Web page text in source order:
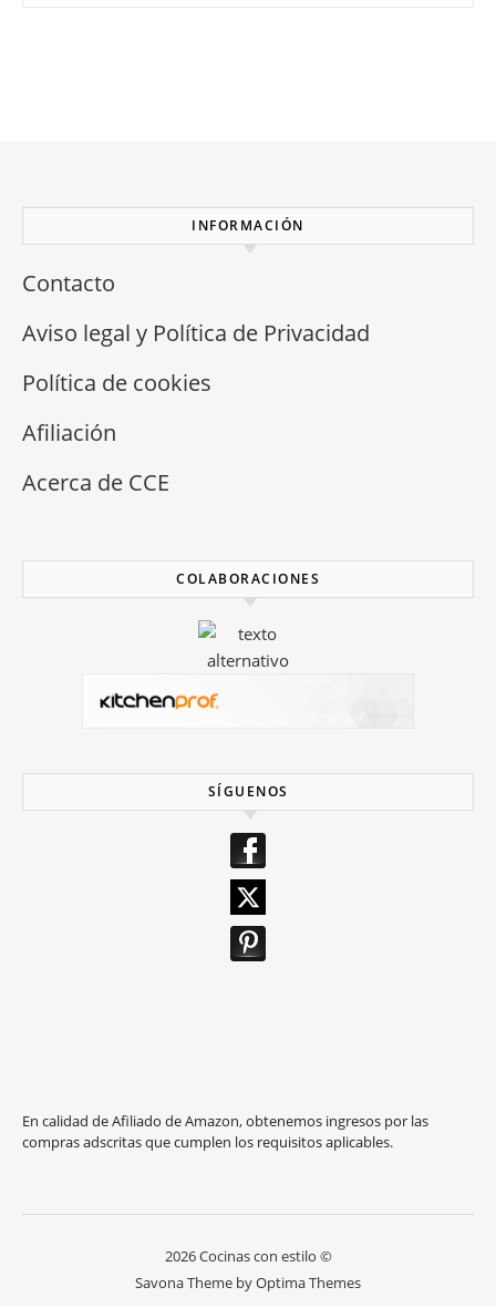
INFORMACIÓN
Contacto
Aviso legal y Política de Privacidad
Política de cookies
Afiliación
Acerca de CCE
COLABORACIONES
SÍGUENOS
En calidad de Afiliado de Amazon, obtenemos ingresos por las
compras adscritas que cumplen los requisitos aplicables.
2026 Cocinas con estilo ©
Savona Theme byOptima Themes